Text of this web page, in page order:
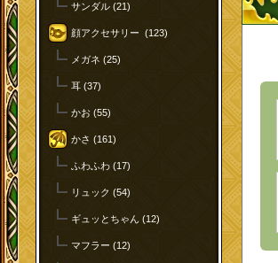
サンダル (21)
顔アクセサリー (123)
メガネ (25)
耳 (37)
かお (55)
かさ (161)
ふわふわ (17)
リュック (54)
ギュッとちゃん (12)
マフラー (12)